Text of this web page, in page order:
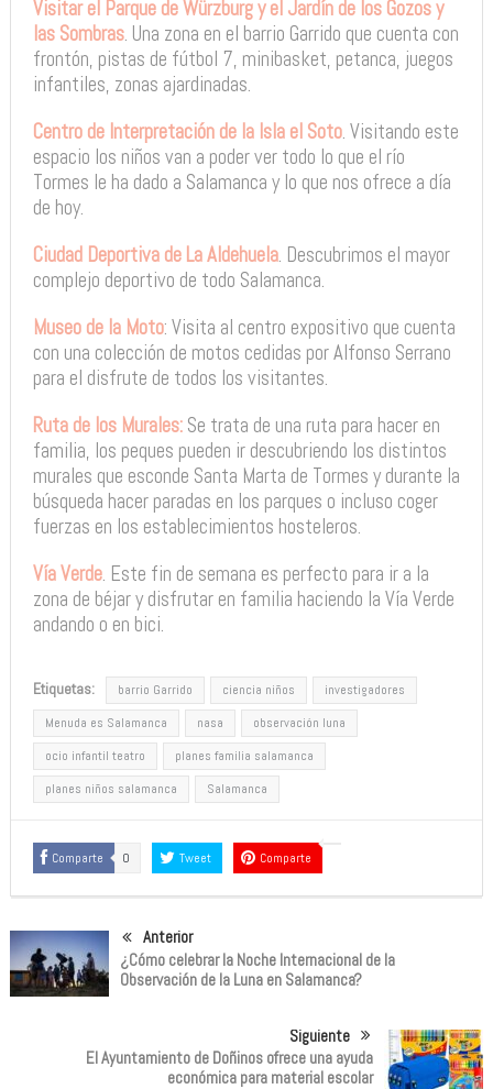
Visitar el Parque de Würzburg y el Jardín de los Gozos y
las Sombras. Una zona en el barrio Garrido que cuenta con
frontón, pistas de fútbol 7, minibasket, petanca, juegos
infantiles, zonas ajardinadas.
Centro de Interpretación de la Isla el Soto. Visitando este
espacio los niños van a poder ver todo lo que el río
Tormes le ha dado a Salamanca y lo que nos ofrece a día
de hoy.
Ciudad Deportiva de La Aldehuela. Descubrimos el mayor
complejo deportivo de todo Salamanca.
Museo de la Moto: Visita al centro expositivo que cuenta
con una colección de motos cedidas por Alfonso Serrano
para el disfrute de todos los visitantes.
Ruta de los Murales: Se trata de una ruta para hacer en
familia, los peques pueden ir descubriendo los distintos
murales que esconde Santa Marta de Tormes y durante la
búsqueda hacer paradas en los parques o incluso coger
fuerzas en los establecimientos hosteleros.
Vía Verde. Este fin de semana es perfecto para ir a la
zona de béjar y disfrutar en familia haciendo la Vía Verde
andando o en bici.
Etiquetas: barrio Garrido ciencia niños
investigadores
Menuda es Salamanca
nasa
observación luna
ocio infantil teatro
planes familia salamanca
planes niños salamanca
Salamanca
Comparte 0 Tweet Comparte
Anterior
¿Cómo celebrar la Noche Internacional de la
Observación de la Luna en Salamanca?
Siguiente
El Ayuntamiento de Doñinos ofrece una ayuda
económica para material escolar